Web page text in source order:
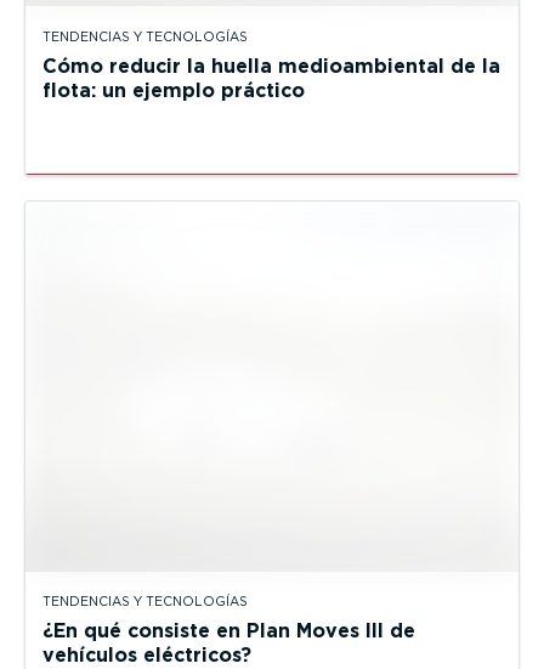
TENDENCIAS Y TECNOLOGÍAS
Cómo reducir la huella medioambiental de la
flota: un ejemplo práctico
TENDENCIAS Y TECNOLOGÍAS
¿En qué consiste en Plan Moves III de
vehículos eléctricos?